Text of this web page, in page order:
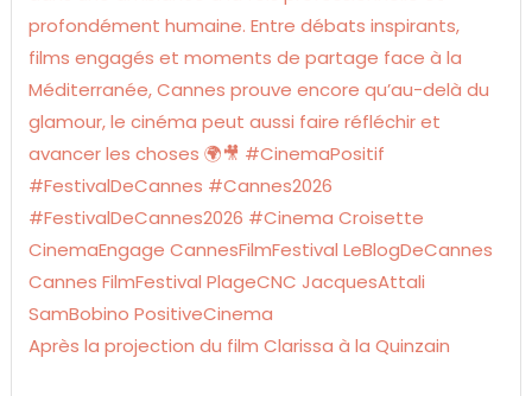
Après la projection du film Clarissa à la Quinzain